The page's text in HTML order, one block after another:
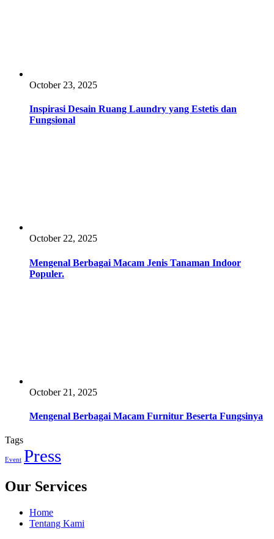
October 23, 2025
Inspirasi Desain Ruang Laundry yang Estetis dan
Fungsional
October 22, 2025
Mengenal Berbagai Macam Jenis Tanaman Indoor
Populer.
October 21, 2025
Mengenal Berbagai Macam Furnitur Beserta Fungsinya
Tags
Event Press
Our Services
Home
Tentang Kami